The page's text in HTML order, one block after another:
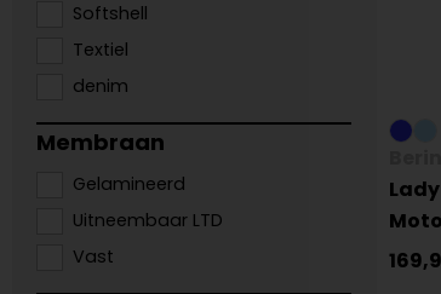
Softshell
Textiel
denim
Membraan
Gelamineerd
Uitneembaar LTD
Vast